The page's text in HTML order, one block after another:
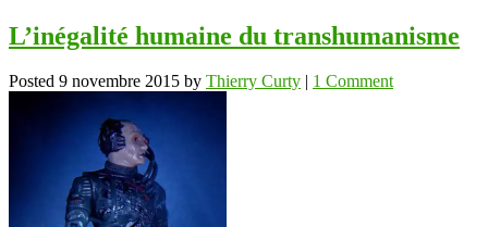
L’inégalité humaine du transhumanisme
Posted 9 novembre 2015 by Thierry Curty 1 Comment